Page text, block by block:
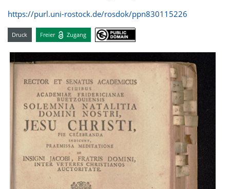
https://purl.uni-rostock.de/rosdok/ppn830115226
Druck Freier Zugang